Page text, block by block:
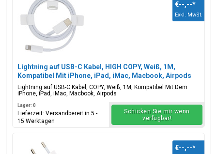
Lightning auf USB-C Kabel, HIGH COPY, Weiß, 1M,
Kompatibel Mit iPhone, iPad, iMac, Macbook, Airpods
Lightning auf USB-C Kabel, COPY, Weiß, 1M, Kompatibel Mit Dem
iPhone, iPad, iMac, Macbook, Airpods
€--,--*
Exkl. MwSt.
Lager: 0
Lieferzeit: Versandbereit in 5 -
15 Werktagen
Schicken Sie mir wenn
verfügbar!
€--,--*